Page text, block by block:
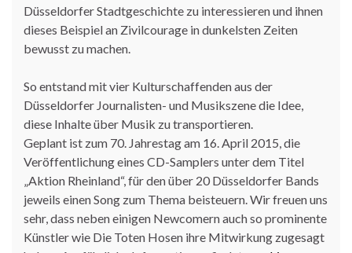
Düsseldorfer Stadtgeschichte zu interessieren und ihnen
dieses Beispiel an Zivilcourage in dunkelsten Zeiten
bewusst zu machen.
So entstand mit vier Kulturschaffenden aus der
Düsseldorfer Journalisten- und Musikszene die Idee,
diese Inhalte über Musik zu transportieren.
Geplant ist zum 70. Jahrestag am 16. April 2015, die
Veröffentlichung eines CD-Samplers unter dem Titel
„Aktion Rheinland“, für den über 20 Düsseldorfer Bands
jeweils einen Song zum Thema beisteuern. Wir freuen uns
sehr, dass neben einigen Newcomern auch so prominente
Künstler wie Die Toten Hosen ihre Mitwirkung zugesagt